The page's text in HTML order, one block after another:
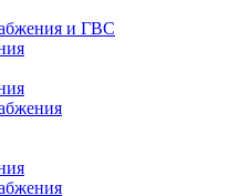
и ГВС